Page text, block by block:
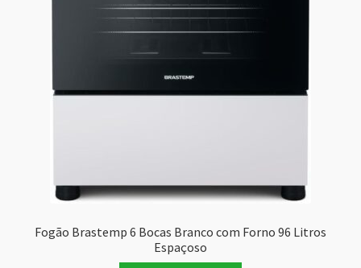
Fogão Brastemp 6 Bocas Branco com Forno 96 Litros
Espaçoso